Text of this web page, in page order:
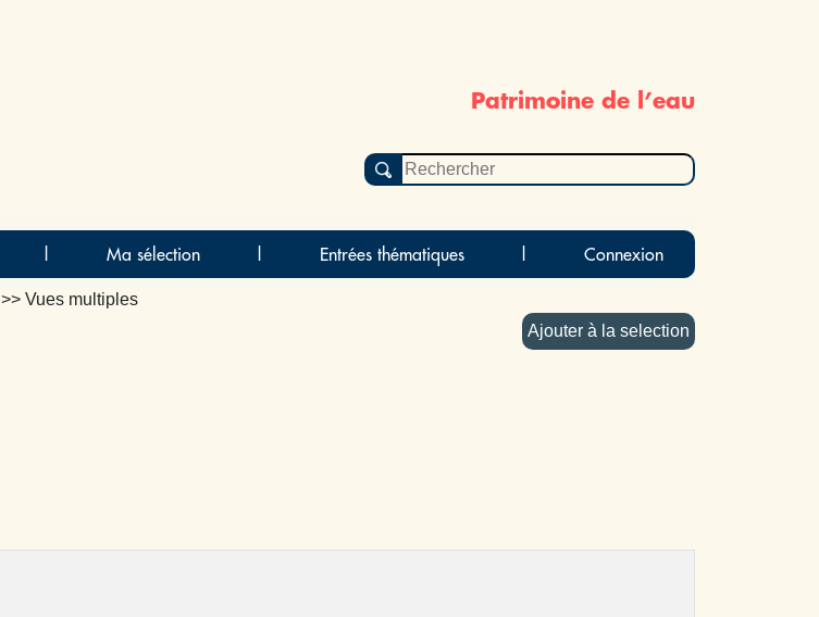
Patrimoine de l’eau
Ma sélection Entrées thématiques Connexion
>> Vues multiples
Ajouter à la selection